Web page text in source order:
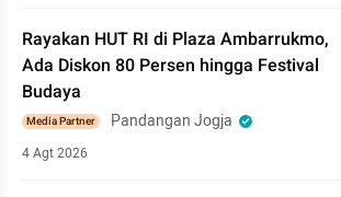
Rayakan HUT RI di Plaza Ambarrukmo,
Ada Diskon 80 Persen hingga Festival
Budaya
Media Partner Pandangan Jogja
4 Agt 2026